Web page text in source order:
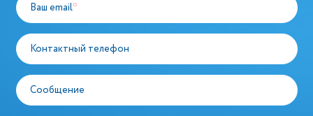
Ваш email*
Контактный телефон
Сообщение